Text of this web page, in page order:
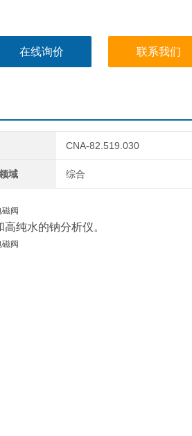
在线询价 联系我们
CNA-82.519.030
域 综合
纯水的钠分析仪。